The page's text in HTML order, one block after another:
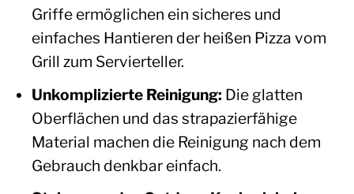
Griffe ermöglichen ein sicheres und
einfaches Hantieren der heißen Pizza vom
Grill zum Servierteller.
Unkomplizierte Reinigung: Die glatten
Oberflächen und das strapazierfähige
Material machen die Reinigung nach dem
Gebrauch denkbar einfach.